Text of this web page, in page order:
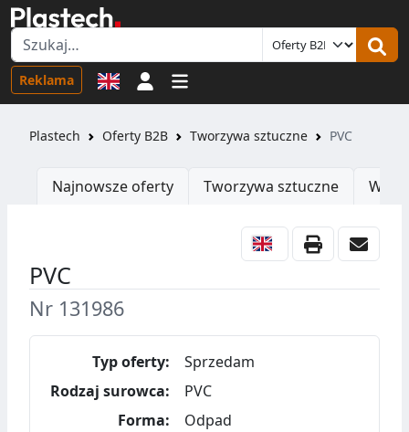
Reklama Logowanie
Plastech Oferty B2B Tworzywa sztuczne PVC
Najnowsze oferty Tworzywa sztuczne
PVC
Nr 131986
Typ oferty:
Sprzedam
Rodzaj surowca:
PVC
Forma:
Odpad